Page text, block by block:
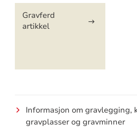
Artikkelsnarveger
Gravferd
artikkel
Informasjon om gravlegging,
gravplasser og gravminner